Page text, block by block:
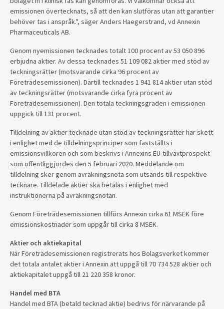
emissionen övertecknats, så att den kan slutföras utan att garantier
behöver tas i anspråk.", säger Anders Haegerstrand, vd Annexin
Pharmaceuticals AB.
Genom nyemissionen tecknades totalt 100 procent av 53 050 896
erbjudna aktier. Av dessa tecknades 51 109 082 aktier med stöd av
teckningsrätter (motsvarande cirka 96 procent av
Företrädesemissionen). Därtill tecknades 1 941 814 aktier utan stöd
av teckningsrätter (motsvarande cirka fyra procent av
Företrädesemissionen). Den totala teckningsgraden i emissionen
uppgick till 131 procent.
Tilldelning av aktier tecknade utan stöd av teckningsrätter har skett
i enlighet med de tilldelningsprinciper som fastställts i
emissionsvillkoren och som beskrivs i Annexins EU-tillväxtprospekt
som offentliggjordes den 5 februari 2020. Meddelande om
tilldelning sker genom avräkningsnota som utsänds till respektive
tecknare. Tilldelade aktier ska betalas i enlighet med
instruktionerna på avräkningsnotan.
Genom Företrädesemissionen tillförs Annexin cirka 61 MSEK före
emissionskostnader som uppgår till cirka 8 MSEK.
Aktier och aktiekapital
När Företrädesemissionen registrerats hos Bolagsverket kommer
det totala antalet aktier i Annexin att uppgå till 70 734 528 aktier och
aktiekapitalet uppgå till 21 220 358 kronor.
Handel med BTA
Handel med BTA (betald tecknad aktie) bedrivs för närvarande på